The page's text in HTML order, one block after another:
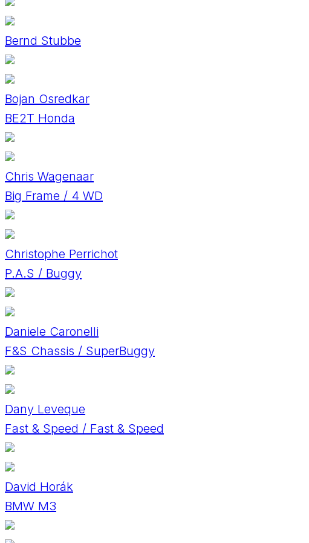
Bernd Stubbe
Bojan Osredkar
BE2T Honda
Chris Wagenaar
Big Frame / 4 WD
Christophe Perrichot
P.A.S / Buggy
Daniele Caronelli
F&S Chassis / SuperBuggy
Dany Leveque
Fast & Speed / Fast & Speed
David Horák
BMW M3